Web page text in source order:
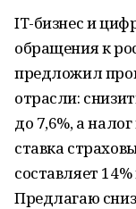
IT-бизнес и
обращения к
предложил
отрасли:
до 7,6%, а
ставка
составляет
Предлагаю